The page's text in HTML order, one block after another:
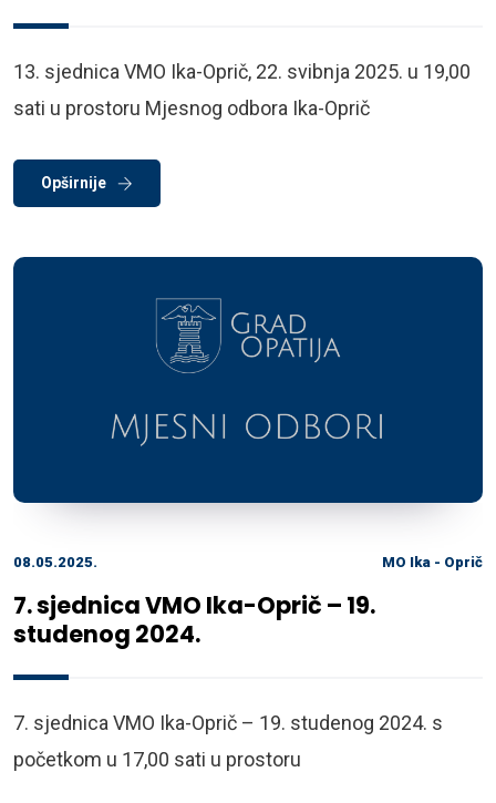
13. sjednica VMO Ika-Oprič, 22. svibnja 2025. u 19,00
sati u prostoru Mjesnog odbora Ika-Oprič
Opširnije
08.05.2025. MO Ika - Oprič
7. sjednica VMO Ika-Oprič – 19.
studenog 2024.
7. sjednica VMO Ika-Oprič – 19. studenog 2024. s
početkom u 17,00 sati u prostoru